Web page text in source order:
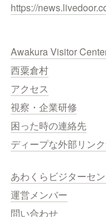
https://
Awakura Visitor
西粟倉村
アクセス
視察・企業研修
困った時の連絡先
ディープな外部リン
あわくらビジターセ
運営メンバー
問い合わせ